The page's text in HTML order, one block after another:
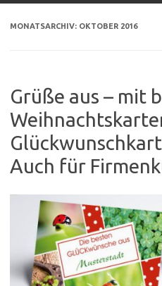
MONATSARCHIV: OKTOBER 2016
Grüße aus – mit
Auch für